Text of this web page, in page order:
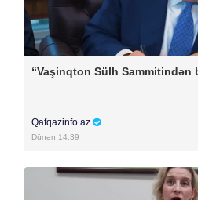
“Vaşinqton Sülh Sammitindən
Qafqazinfo.az
Dünən 14:39